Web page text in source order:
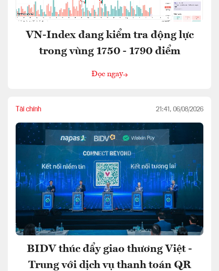
VN-Index đang kiểm tra động lực
trong vùng 1750 - 1790 điểm
Đọc ngay
Tài chính 21:41, 06/08/2026
BIDV thúc đẩy giao thương Việt -
Trung với dịch vụ thanh toán QR